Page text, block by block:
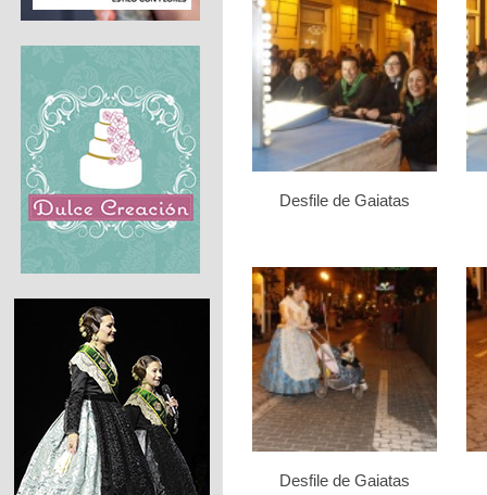
Desfile de Gaiatas
Desfile de Gaiatas